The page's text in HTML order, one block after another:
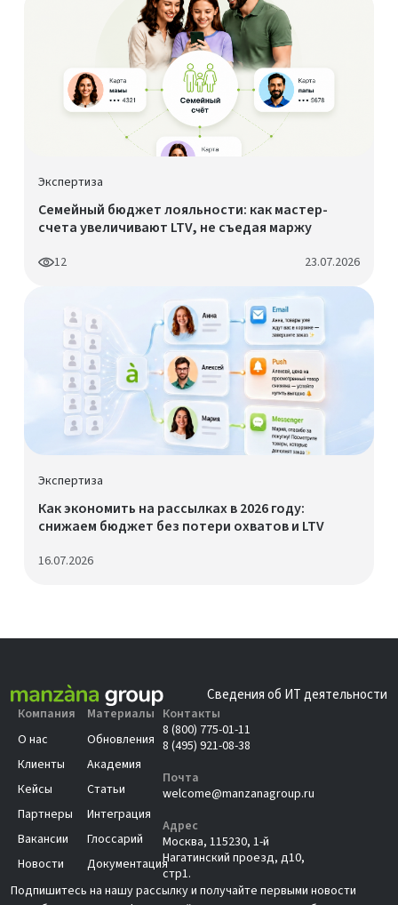
Экспертиза
Семейный бюджет лояльности: как мастер-
счета увеличивают LTV, не съедая маржу
12 23.07.2026
Экспертиза
Как экономить на рассылках в 2026 году:
снижаем бюджет без потери охватов и LTV
16.07.2026
Сведения об ИТ деятельности
Компания
О нас
Клиенты
Кейсы
Партнеры
Вакансии
Новости
Материалы
Обновления
Академия
Статьи
Интеграция
Глоссарий
Документация
Контакты
8 (800) 775-01-11
8 (495) 921-08-38
Почта
welcome@manzanagroup.ru
Адрес
Москва, 115230, 1-й
Нагатинский проезд, д10,
стр1.
Подпишитесь на нашу рассылку и получайте первыми новости